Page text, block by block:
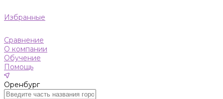
Избранные
Сравнение
О компании
Обучение
Помощь
Оренбург